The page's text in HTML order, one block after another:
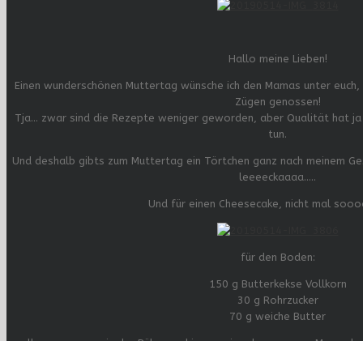
Hallo meine Lieben!
Einen wunderschönen Muttertag wünsche ich den Mamas unter
Zügen genossen!
Tja… zwar sind die Rezepte weniger geworden, aber Qualität hat
tun.
Und deshalb gibts zum Muttertag ein Törtchen ganz nach meinem
leeeeckaaaa…..
Und für einen Cheesecake, nicht mal
für den Boden:
150 g Butterkekse Vollkorn
30 g Rohrzucker
70 g weiche Butter